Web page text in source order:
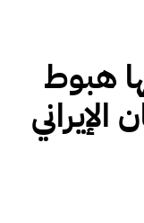
هبوط
الإيراني